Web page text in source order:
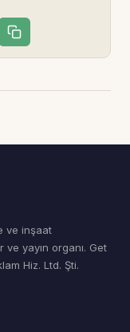
ve inşaat
yayın organı. Get
Hiz. Ltd. Şti.